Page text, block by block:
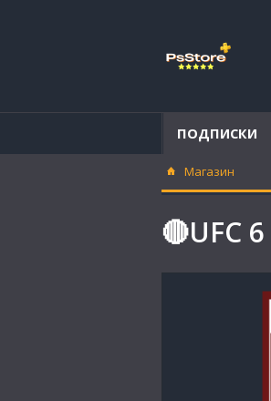
ПОДПИСКИ
Магазин
🔴UFC